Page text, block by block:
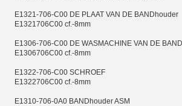
E1321-706-C00 DE PLAAT VAN DE BANDhouder
E1321706C00 cf.-8mm
E1306-706-C00 DE WASMACHINE VAN DE
E1306706C00 cf.-8mm
E1322-706-C00 SCHROEF
E1322706C00 cf.-8mm
E1310-706-0A0 BANDhouder ASM